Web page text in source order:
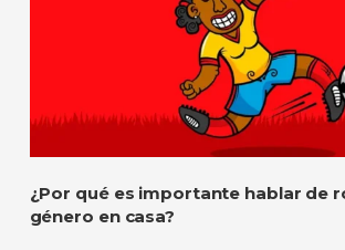
¿Por qué es importante hablar de
género en casa?